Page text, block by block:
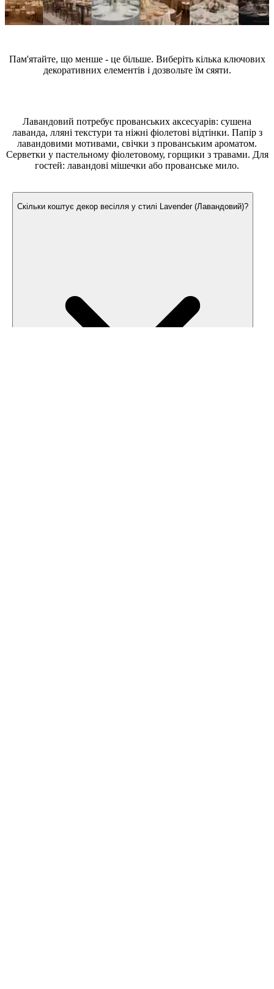
Пам'ятайте, що менше - це більше. Виберіть кілька ключових
декоративних елементів і дозвольте їм сяяти.
Лавандовий потребує прованських аксесуарів: сушена
лаванда, лляні текстури та ніжні фіолетові відтінки. Папір з
лавандовими мотивами, свічки з прованським ароматом.
Серветки у пастельному фіолетовому, горщики з травами. Для
гостей: лавандові мішечки або прованське мило.
Скільки коштує декор весілля у стилі Lavender (Лавандовий)?